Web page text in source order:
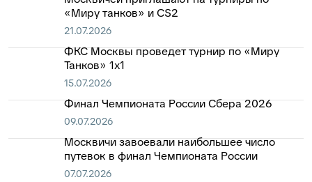
«Миру танков» и CS2
21.07.2026
ФКС Москвы проведет турнир по «Миру
Танков» 1х1
15.07.2026
Финал Чемпионата России Сбера 2026
09.07.2026
Москвичи завоевали наибольшее число
путевок в финал Чемпионата России
07.07.2026